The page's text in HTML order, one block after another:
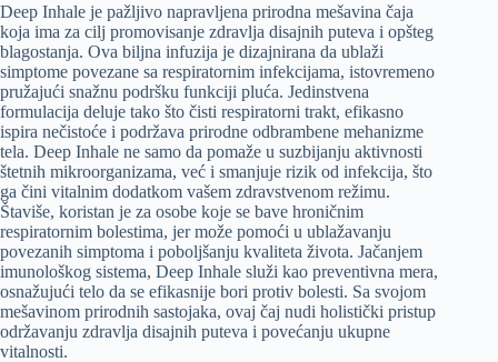
Deep Inhale je pažljivo napravljena prirodna mešavina čaja
koja ima za cilj promovisanje zdravlja disajnih puteva i opšteg
blagostanja. Ova biljna infuzija je dizajnirana da ublaži
simptome povezane sa respiratornim infekcijama, istovremeno
pružajući snažnu podršku funkciji pluća. Jedinstvena
formulacija deluje tako što čisti respiratorni trakt, efikasno
ispira nečistoće i podržava prirodne odbrambene mehanizme
tela. Deep Inhale ne samo da pomaže u suzbijanju aktivnosti
štetnih mikroorganizama, već i smanjuje rizik od infekcija, što
ga čini vitalnim dodatkom vašem zdravstvenom režimu.
Štaviše, koristan je za osobe koje se bave hroničnim
respiratornim bolestima, jer može pomoći u ublažavanju
povezanih simptoma i poboljšanju kvaliteta života. Jačanjem
imunološkog sistema, Deep Inhale služi kao preventivna mera,
osnažujući telo da se efikasnije bori protiv bolesti. Sa svojom
mešavinom prirodnih sastojaka, ovaj čaj nudi holistički pristup
održavanju zdravlja disajnih puteva i povećanju ukupne
vitalnosti.